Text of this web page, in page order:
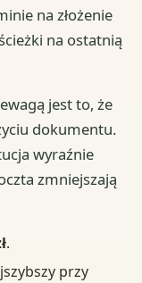
na złożenie
na ostatnią
jest to, że
dokumentu.
wyraźnie
zmniejszają
.
przy